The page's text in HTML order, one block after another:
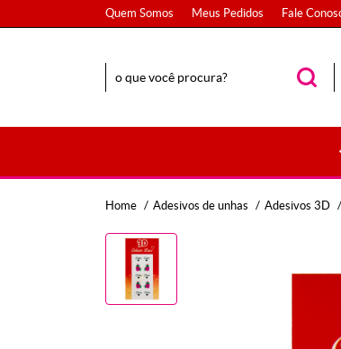
Quem Somos Meus Pedidos Fale
Home Adesivos de unhas Adesivos 3D